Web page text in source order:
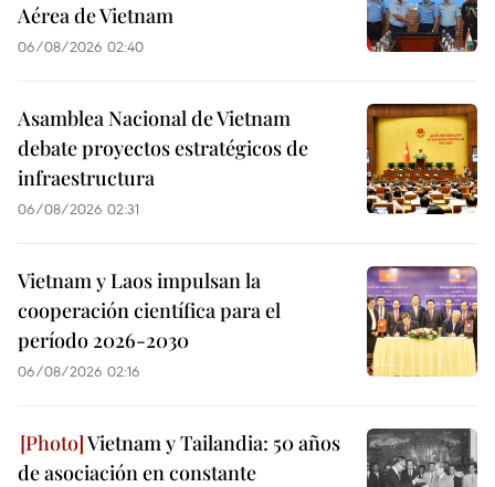
Aérea de Vietnam
06/08/2026 02:40
Asamblea Nacional de Vietnam
debate proyectos estratégicos de
infraestructura
06/08/2026 02:31
Vietnam y Laos impulsan la
cooperación científica para el
período 2026-2030
06/08/2026 02:16
Vietnam y Tailandia: 50 años
de asociación en constante